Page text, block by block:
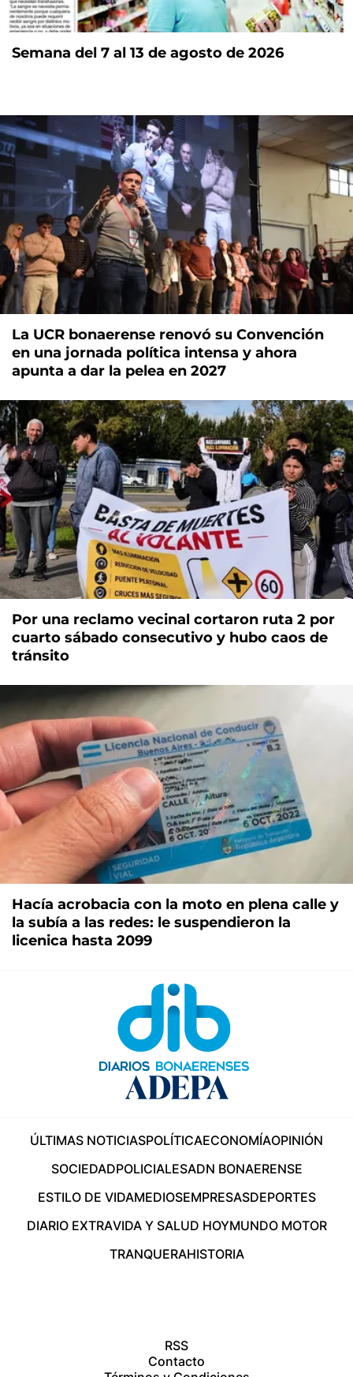
Semana del 7 al 13 de agosto de 2026
La UCR bonaerense renovó su Convención
en una jornada política intensa y ahora
apunta a dar la pelea en 2027
Por una reclamo vecinal cortaron ruta 2 por
cuarto sábado consecutivo y hubo caos de
tránsito
Hacía acrobacia con la moto en plena calle y
la subía a las redes: le suspendieron la
licenica hasta 2099
ÚLTIMAS NOTICIASPOLÍTICAECONOMÍAOPINIÓN
SOCIEDADPOLICIALESADN BONAERENSE
ESTILO DE VIDAMEDIOSEMPRESASDEPORTES
DIARIO EXTRAVIDA Y SALUD HOYMUNDO MOTOR
TRANQUERAHISTORIA
RSS
Contacto